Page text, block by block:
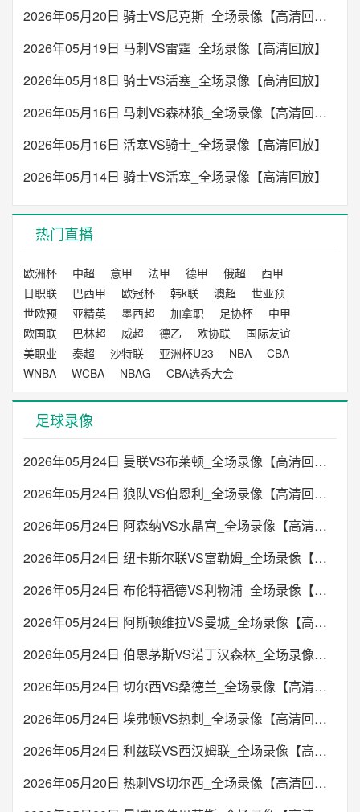
10:00 哥斯甲
未开始
13:00 澳威超
FC圣乔治 VS 西悉尼流浪者青年队
未开始
15:00 澳威超
悉尼联
未开始
15:00
北部精神 VS 曼立联
未开始
16:00
21:00 格鲁甲
未开始
21:00 格鲁甲
鲁斯塔维 VS 第比利斯迪纳摩
未开始
2026年05月20日 骑士VS尼克斯_全场录像【高清回放】
2026年05月19日 马刺VS雷霆_全场录像【高清回放】
2026年05月18日 骑士VS活塞_全场录像【高清回放】
2026年05月16日 马刺VS森林狼_全场录像【高清回放】
2026年05月16日 活塞VS骑士_全场录像【高清回放】
2026年05月14日 骑士VS活塞_全场录像【高清回放】
热门直播
欧洲杯 中超 意甲 法甲 德甲 俄超
西甲
日职联
巴西甲 欧冠杯 韩k联 澳超
世亚预
世欧预
亚精英 墨西超 加拿职 足协杯
中甲
欧国联
巴林超 威超 德乙 欧协联
国际友谊
美职业
泰超 沙特联 亚洲杯U23 NBA
CBA
WNBA
WCBA NBAG CBA选秀大会
足球录像
2026年05月24日 曼联VS布莱顿_全场录像【高清回放】
2026年05月24日 狼队VS伯恩利_全场录像【高清回放】
2026年05月24日 阿森纳VS水晶宫_全场录像【高清回放】
2026年05月24日 纽卡斯尔联VS富勒姆_全场录像【高清回放】
2026年05月24日 布伦特福德VS利物浦_全场录像【高清回放】
2026年05月24日 阿斯顿维拉VS曼城_全场录像【高清回放】
2026年05月24日 伯恩茅斯VS诺丁汉森林_全场录像【高清回放】
2026年05月24日 切尔西VS桑德兰_全场录像【高清回放】
2026年05月24日 埃弗顿VS热刺_全场录像【高清回放】
2026年05月24日 利兹联VS西汉姆联_全场录像【高清回放】
2026年05月20日 热刺VS切尔西_全场录像【高清回放】